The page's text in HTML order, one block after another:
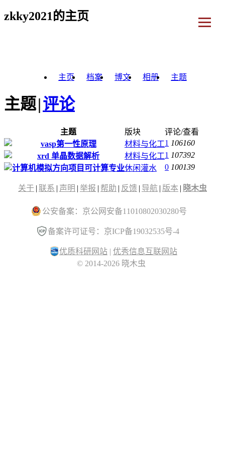
zkky2021的主页
主页 档案 博文 相册 主题
主题|评论
主题 版块
评论/查看
vasp第一性原理
材料与化工1 106160
xrd 单晶数据解析
材料与化工1 107392
计算机模拟方向项目可计算专业休闲灌水 0 100139
关于 | 联系 | 声明 | 举报 | 帮助 | 反馈 | 导航 | 版本 | 晓木虫
公安备案：京公网安备11010802030280号
备案许可证号：京ICP备19032535号-4
优质科研网站 | 优秀信息互联网站
© 2014-2026 晓木虫